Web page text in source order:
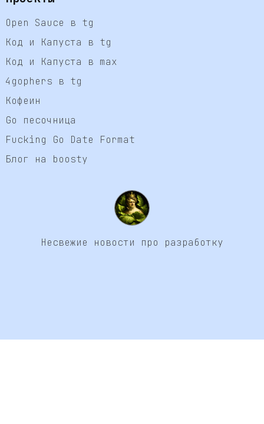
Open Sauce в tg
Код и Капуста в tg
Код и Капуста в max
4gophers в tg
Кофеин
Go песочница
Fucking Go Date Format
Блог на boosty
Несвежие новости про разработку